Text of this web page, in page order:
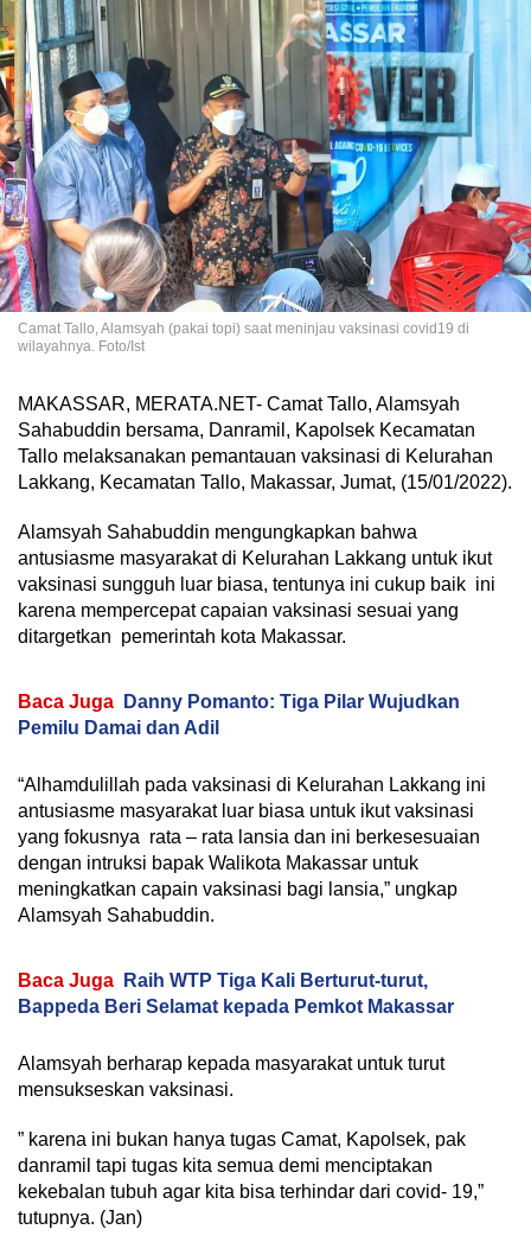
Camat Tallo, Alamsyah (pakai topi) saat meninjau vaksinasi covid19 di
wilayahnya. Foto/Ist
MAKASSAR, MERATA.NET- Camat Tallo, Alamsyah
Sahabuddin bersama, Danramil, Kapolsek Kecamatan
Tallo melaksanakan pemantauan vaksinasi di Kelurahan
Lakkang, Kecamatan Tallo, Makassar, Jumat, (15/01/2022).
Alamsyah Sahabuddin mengungkapkan bahwa
antusiasme masyarakat di Kelurahan Lakkang untuk ikut
vaksinasi sungguh luar biasa, tentunya ini cukup baik ini
karena mempercepat capaian vaksinasi sesuai yang
ditargetkan pemerintah kota Makassar.
Baca Juga
Danny Pomanto: Tiga Pilar Wujudkan
Pemilu Damai dan Adil
“Alhamdulillah pada vaksinasi di Kelurahan Lakkang ini
antusiasme masyarakat luar biasa untuk ikut vaksinasi
yang fokusnya rata – rata lansia dan ini berkesesuaian
dengan intruksi bapak Walikota Makassar untuk
meningkatkan capain vaksinasi bagi lansia,” ungkap
Alamsyah Sahabuddin.
Baca Juga
Raih WTP Tiga Kali Berturut-turut,
Bappeda Beri Selamat kepada Pemkot Makassar
Alamsyah berharap kepada masyarakat untuk turut
mensukseskan vaksinasi.
” karena ini bukan hanya tugas Camat, Kapolsek, pak
danramil tapi tugas kita semua demi menciptakan
kekebalan tubuh agar kita bisa terhindar dari covid- 19,”
tutupnya. (Jan)